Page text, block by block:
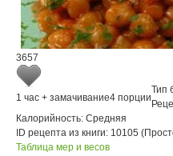
3657
1 час + замачивание4 порции
Тип
Калорийность: Средняя
ID рецепта из книги: 10105
Таблица мер и весов